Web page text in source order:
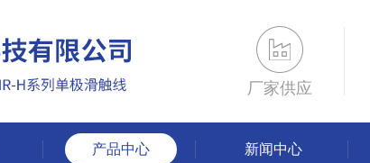
厂家供应
产品中心 新闻中心